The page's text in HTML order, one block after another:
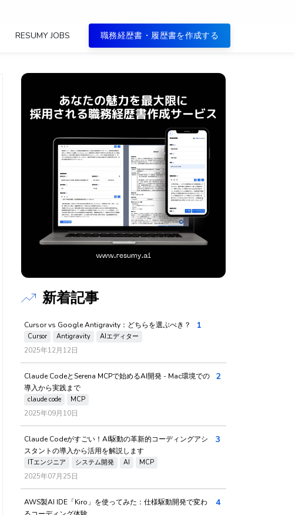
RESUMY JOBS
職務経歴書・履歴書を作成する
新着記事
Cursor vs Google Antigravity：どちらを選ぶべき？
Cursor Antigravity AIエディター
2025年12月12日
1
Claude CodeとSerena MCPで始めるAI開発 - Mac環境での
導入から実践まで
claude code MCP
2025年09月10日
2
Claude Codeがすごい！AI駆動の革新的コーディングアシ
スタントの導入から活用を解説します
ITエンジニア システム開発 AI MCP
2025年07月25日
3
AWS製AI IDE「Kiro」を使ってみた：仕様駆動開発で変わ
4